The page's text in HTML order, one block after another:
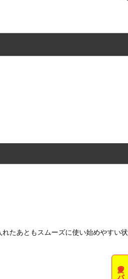
たあともスムーズに使い始めやすい